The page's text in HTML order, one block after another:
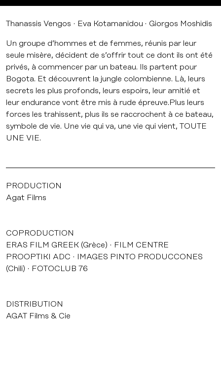
Thanassis Vengos Eva Kotamanidou Giorgos Moshidis
Un groupe d’hommes et de femmes, réunis par leur
seule misère, décident de s’offrir tout ce dont ils ont été
privés, à commencer par un bateau. Ils partent pour
Bogota. Et découvrent la jungle colombienne. Là, leurs
secrets les plus profonds, leurs espoirs, leur amitié et
leur endurance vont être mis à rude épreuve.Plus leurs
forces les trahissent, plus ils se raccrochent à ce bateau,
symbole de vie. Une vie qui va, une vie qui vient, TOUTE
UNE VIE.
PRODUCTION
Agat Films
COPRODUCTION
ERAS FILM GREEK (Grèce)
FILM CENTRE
PROOPTIKI ADC
IMAGES PINTO PRODUCCONES
(Chili)
FOTOCLUB 76
DISTRIBUTION
AGAT Films & Cie